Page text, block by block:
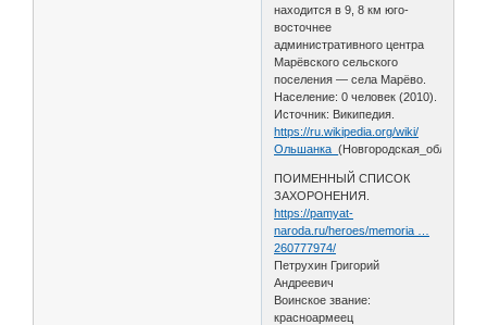
находится в 9, 8 км юго-
восточнее
административного центра
Марёвского сельского
поселения — села Марёво.
Население: 0 человек (2010).
Источник: Википедия.
https://ru.wikipedia.org/wiki/
Ольшанка_(Новгородская_область)
ПОИМЕННЫЙ СПИСОК
ЗАХОРОНЕНИЯ.
https://pamyat-
naroda.ru/heroes/memoria …
260777974/
Петрухин Григорий
Андреевич
Воинское звание:
красноармеец